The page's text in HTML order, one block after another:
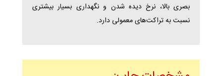
بصری بالا، نرخ دیده شدن و نگهداری بسیار بیشتری
نسبت به تراکت‌های معمولی دارد.